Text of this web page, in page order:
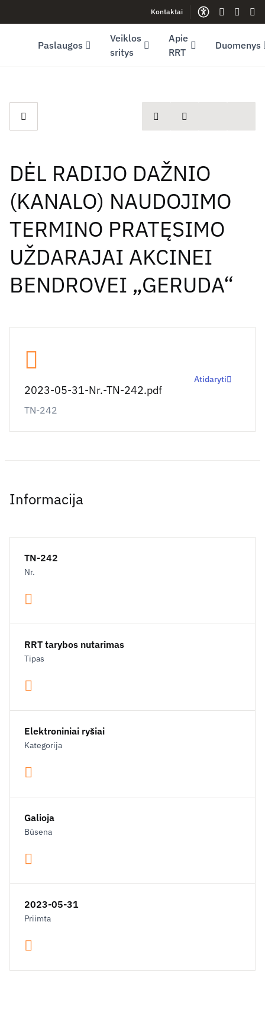
Youtube (opens in new window)Kontaktai
Gestų
Paslaugos
Veiklos
sritys
Apie
RRT
Duomenys
spausdintiDalintis
DĖL RADIJO DAŽNIO
(KANALO) NAUDOJIMO
TERMINO PRATĘSIMO
UŽDARAJAI AKCINEI
BENDROVEI „GERUDA“
2023-05-31-Nr.-TN-242.pdf
TN-242
Atidaryti
Informacija
TN-242
Nr.
RRT tarybos nutarimas
Tipas
Elektroniniai ryšiai
Kategorija
Galioja
Būsena
2023-05-31
Priimta